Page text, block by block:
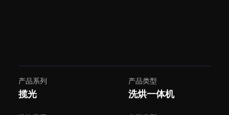
产品系列
揽光
产品类型
洗烘一体机